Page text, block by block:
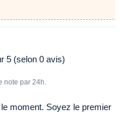
5 (selon 0 avis)
note par 24h.
moment. Soyez le premier